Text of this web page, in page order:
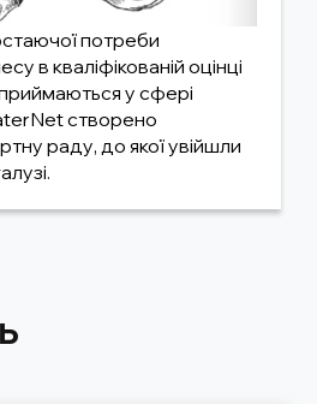
потреби
в кваліфікованій оцінці
у сфері
створено
раду, до якої увійшли